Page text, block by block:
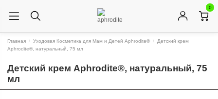
0
Главная Уходовая Косметика для Мам и Детей Aphrodite®
Детский крем
Aphrodite®, натуральный, 75 мл
Детский крем Aphrodite®, натуральный, 75
мл